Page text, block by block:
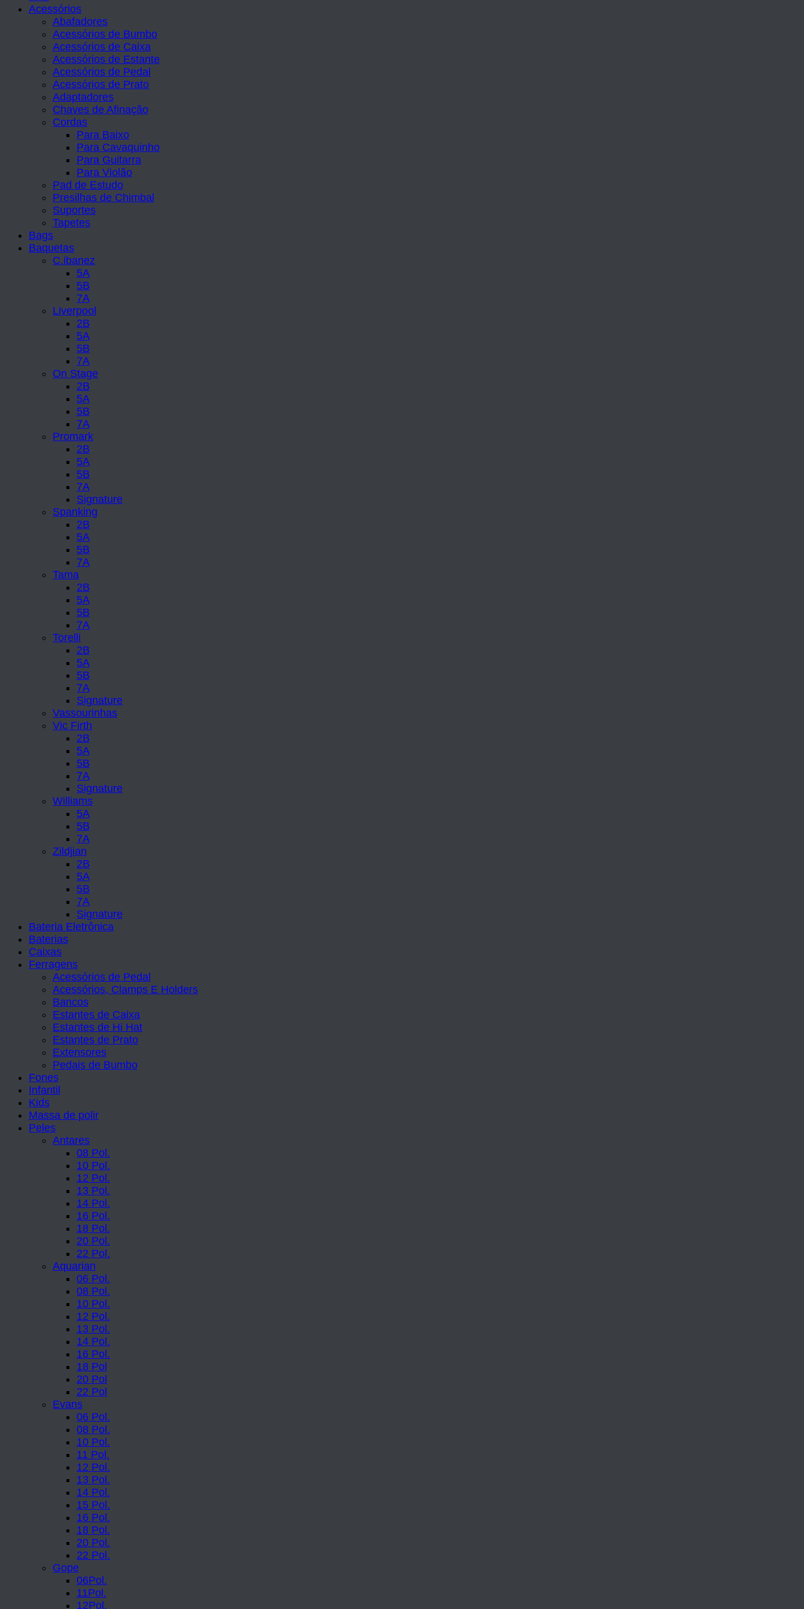
Acessórios
Abafadores
Acessórios de Bumbo
Acessórios de Caixa
Acessórios de Estante
Acessórios de Pedal
Acessórios de Prato
Adaptadores
Chaves de Afinação
Cordas
Para Baixo
Para Cavaquinho
Para Guitarra
Para Violão
Pad de Estudo
Presilhas de Chimbal
Suportes
Tapetes
Bags
Baquetas
C.ibanez
5A
5B
7A
Liverpool
2B
5A
5B
7A
On Stage
2B
5A
5B
7A
Promark
2B
5A
5B
7A
Signature
Spanking
2B
5A
5B
7A
Tama
2B
5A
5B
7A
Torelli
2B
5A
5B
7A
Signature
Vassourinhas
Vic Firth
2B
5A
5B
7A
Signature
Williams
5A
5B
7A
Zildjian
2B
5A
5B
7A
Signature
Bateria Eletrônica
Baterias
Caixas
Ferragens
Acessórios de Pedal
Acessórios, Clamps E Holders
Bancos
Estantes de Caixa
Estantes de Hi Hat
Estantes de Prato
Extensores
Pedais de Bumbo
Fones
Infantil
Kids
Massa de polir
Peles
Antares
08 Pol.
10 Pol.
12 Pol.
13 Pol.
14 Pol.
16 Pol.
18 Pol.
20 Pol.
22 Pol.
Aquarian
06 Pol.
08 Pol.
10 Pol.
12 Pol.
13 Pol.
14 Pol.
16 Pol.
18 Pol
20 Pol
22 Pol
Evans
06 Pol.
08 Pol.
10 Pol.
11 Pol.
12 Pol.
13 Pol.
14 Pol.
15 Pol.
16 Pol.
18 Pol.
20 Pol.
22 Pol.
Gope
06Pol.
11Pol.
12Pol.